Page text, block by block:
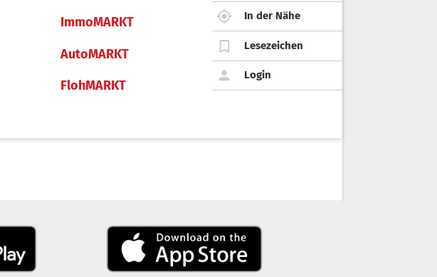
ImmoMARKT
AutoMARKT
FlohMARKT
In der Nähe
Lesezeichen
Login